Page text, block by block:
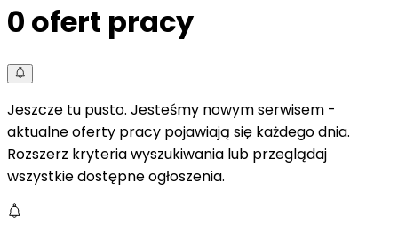
0 ofert pracy
Jeszcze tu pusto. Jesteśmy nowym serwisem -
aktualne oferty pracy pojawiają się każdego dnia.
Rozszerz kryteria wyszukiwania lub przeglądaj
wszystkie dostępne ogłoszenia.